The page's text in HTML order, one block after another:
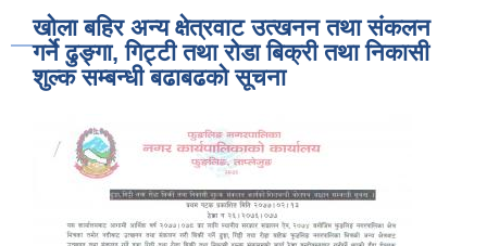
खोला बहिर अन्य क्षेत्रवाट उत्खनन तथा संकलन
गर्ने ढुङ्गा, गिट्टी तथा रोडा बिक्री तथा निकासी
शुल्क सम्बन्धी बढाबढको सूचना